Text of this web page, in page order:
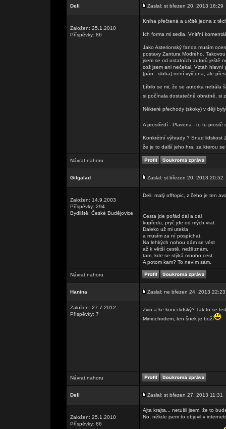
Deli Zaslal: st březen 20, 2013 16:29
Založen: 25.1.2010
Příspěvky: 86
Kniha přečtená a určitě jedna z
Ich forma mi sedla. Vnitřní
Jako Asterionský fanda musím
postavy Zantura Modrého.
jsem se od ostatních autorů ještě
což jsem ani nečekal. Vztah hlavní
(pán - sluha) není vyřčena, ale
Líbilo se mi, že se autorka nebála
si počínala dostatečně obratně, si
Některé přechody (skoky) v ději
A prostředí - Plavena - to tu
Konkrétní výhrady ? Snad lidskost
že je to další jeho hra, za kterou
Návrat nahoru
Gilgalad Zaslal: st březen 20, 2013 20:52
Založen: 14.9.2003
Příspěvky: 294
Bydliště: České Budějovice
Deli: malý offtopic, z čeho je ten
Cesta jde pořád dál a dál
kupředu, pryč jde od mých vrat.
Daleko už mi utekla
a musím za ní pospíchat.
Na lehkých nohou dám se vést
až k větší cestě, nežli znám,
tam, kde se stýká mnoho cest.
A potom kam? To nevím sám.
Návrat nahoru
Hanina Zaslal: ne březen 24, 2013 22:23
Založen: 27.7.2012
Příspěvky: 7
Zvin a ke konci lidský? Tak to se
Mimochodem, ten šnek je boží
Návrat nahoru
Deli Zaslal: st březen 27, 2013 11:31
Založen: 25.1.2010
Příspěvky: 86
Ajta krajta... netušil jsem, že to
No, někde jsem to objevil v